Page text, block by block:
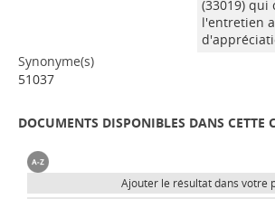
(33019) qui
l'entretien
Synonyme(s)
51037
DOCUMENTS DISPONIBLES DANS CETTE
Ajouter le résultat dans votre